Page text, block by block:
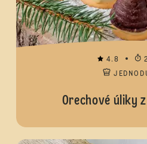
4.8
Orechové úliky